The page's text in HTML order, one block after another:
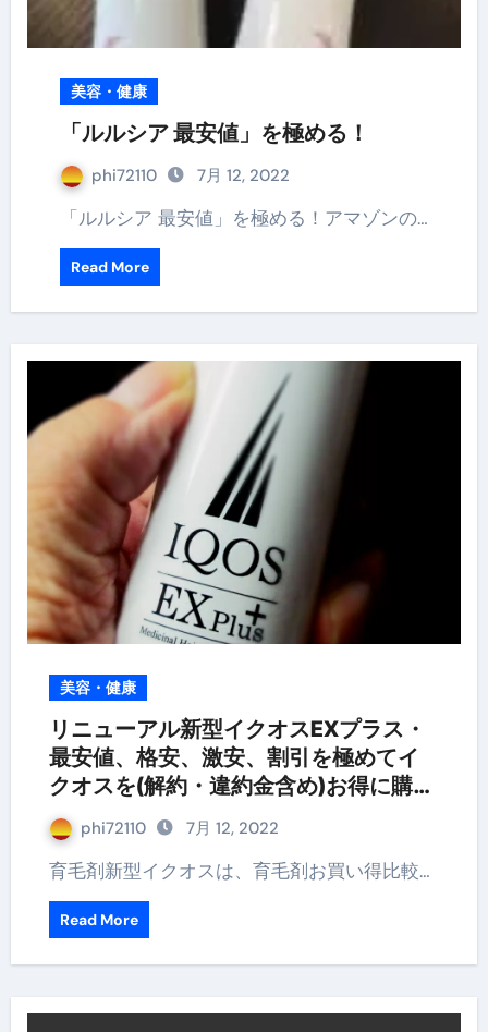
美容・健康
「ルルシア 最安値」を極める！
phi72110 7月 12, 2022
「ルルシア 最安値」を極める！アマゾンの…
Read More
美容・健康
リニューアル新型イクオスEXプラス・
最安値、格安、激安、割引を極めてイ
クオスを(解約・違約金含め)お得に購入
する方法
phi72110 7月 12, 2022
育毛剤新型イクオスは、育毛剤お買い得比較…
Read More